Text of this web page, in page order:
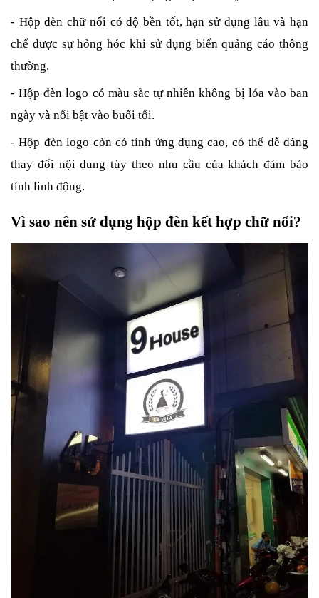
- Hộp đèn chữ nổi có độ bền tốt, hạn sử dụng lâu và hạn
chế được sự hỏng hóc khi sử dụng biển quảng cáo thông
thường.
- Hộp đèn logo có màu sắc tự nhiên không bị lóa vào ban
ngày và nổi bật vào buổi tối.
- Hộp đèn logo còn có tính ứng dụng cao, có thể dễ dàng
thay đổi nội dung tùy theo nhu cầu của khách đảm bảo
tính linh động.
Vì sao nên sử dụng hộp đèn kết hợp chữ nổi?